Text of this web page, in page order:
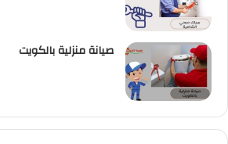
صيانة منزلية بالكويت